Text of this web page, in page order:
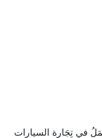
في تِجَارة السيارات